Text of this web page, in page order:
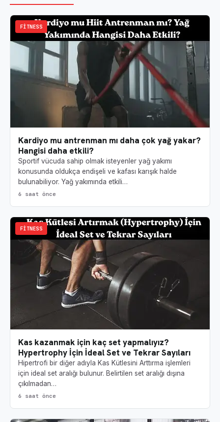
FITNESS
Kardiyo mu antrenman mı daha çok yağ yakar?
Hangisi daha etkili?
Sportif vücuda sahip olmak isteyenler yağ yakımı
konusunda oldukça endişeli ve kafası karışık halde
bulunabiliyor. Yağ yakımında etkili…
6 saat önce
FITNESS
Kas kazanmak için kaç set yapmalıyız?
Hypertrophy İçin İdeal Set ve Tekrar Sayıları
Hipertrofi bir diğer adıyla Kas Kütlesini Arttırma işlemleri
için ideal set aralığı bulunur. Belirtilen set aralığı dışına
çıkılmadan…
6 saat önce